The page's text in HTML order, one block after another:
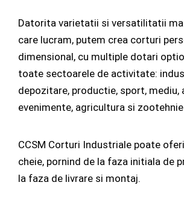
Datorita varietatii si versatilitatii
care lucram, putem crea corturi
dimensional, cu multiple dotari
toate sectoarele de activitate:
depozitare, productie, sport, mediu,
evenimente, agricultura si
CCSM Corturi Industriale poate
cheie, pornind de la faza initiala de
la faza de livrare si montaj.